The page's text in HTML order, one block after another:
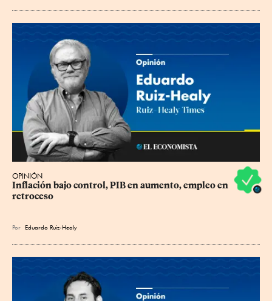
OPINIÓN
Inflación bajo control, PIB en aumento, empleo en
retroceso
Por Eduardo Ruiz-Healy